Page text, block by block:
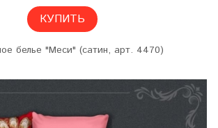
КУПИТЬ
белье "Меси" (сатин, арт. 4470)